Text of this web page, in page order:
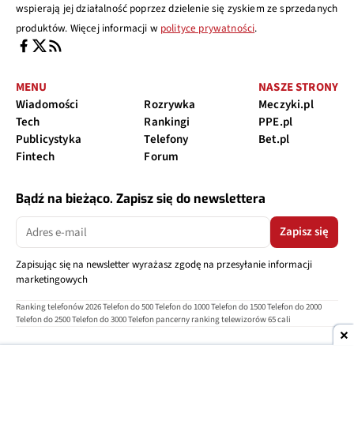
wspierają jej działalność poprzez dzielenie się zyskiem ze sprzedanych
produktów. Więcej informacji w polityce prywatności.
MENU
Wiadomości
Tech
Publicystyka
Fintech
Rozrywka
Rankingi
Telefony
Forum
NASZE STRONY
Meczyki.pl
PPE.pl
Bet.pl
Bądź na bieżąco. Zapisz się do newslettera
Zapisz się
Zapisując się na newsletter wyrażasz zgodę na przesyłanie informacji
marketingowych
Ranking telefonów 2026Telefon do 500Telefon do 1000Telefon do 1500Telefon do 2000
Telefon do 2500Telefon do 3000Telefon pancerny ranking telewizorów 65 cali